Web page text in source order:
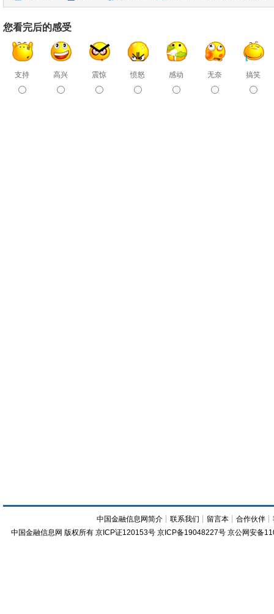
您看完后的感受
支持 高兴 震惊 愤怒 感动 无奈 搞笑
中国金融信息网简介 ┊联系我们 ┊ 留言本 ┊合作伙伴 ┊
中国金融信息网 版权所有 京ICP证120153号 京ICP备19048227号 京公网安备